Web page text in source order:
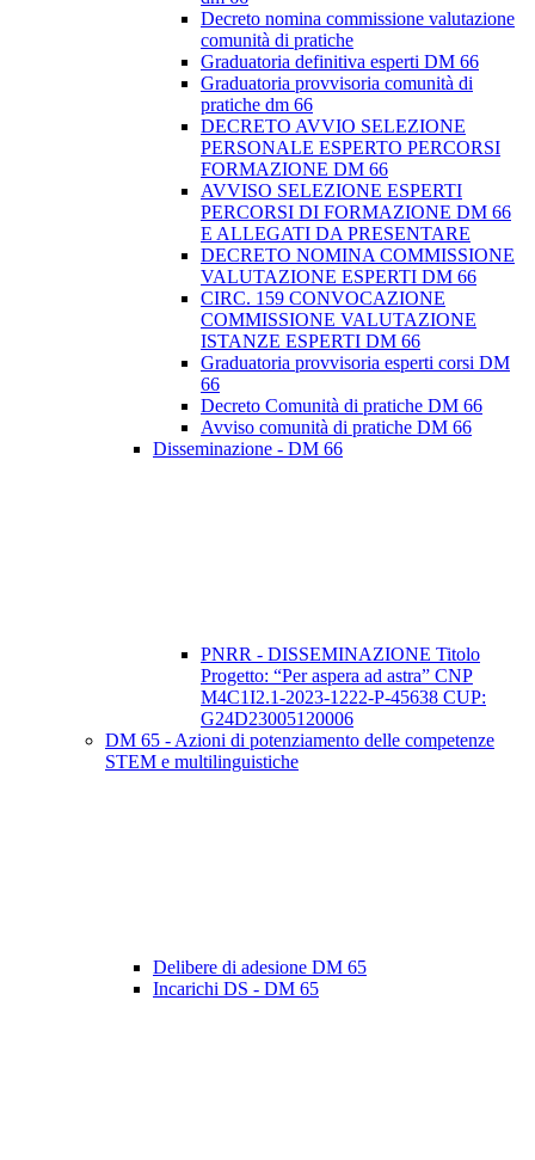
Decreto nomina commissione valutazione
comunità di pratiche
Graduatoria definitiva esperti DM 66
Graduatoria provvisoria comunità di
pratiche dm 66
DECRETO AVVIO SELEZIONE
PERSONALE ESPERTO PERCORSI
FORMAZIONE DM 66
AVVISO SELEZIONE ESPERTI
PERCORSI DI FORMAZIONE DM 66
E ALLEGATI DA PRESENTARE
DECRETO NOMINA COMMISSIONE
VALUTAZIONE ESPERTI DM 66
CIRC. 159 CONVOCAZIONE
COMMISSIONE VALUTAZIONE
ISTANZE ESPERTI DM 66
Graduatoria provvisoria esperti corsi DM
66
Decreto Comunità di pratiche DM 66
Avviso comunità di pratiche DM 66
Disseminazione - DM 66
PNRR - DISSEMINAZIONE Titolo
Progetto: “Per aspera ad astra” CNP
M4C1I2.1-2023-1222-P-45638 CUP:
G24D23005120006
DM 65 - Azioni di potenziamento delle competenze
STEM e multilinguistiche
Delibere di adesione DM 65
Incarichi DS - DM 65